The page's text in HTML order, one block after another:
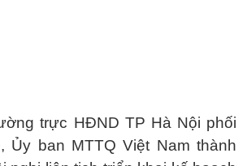
trực HĐND TP Hà Nội phối
Ủy ban MTTQ Việt Nam thành